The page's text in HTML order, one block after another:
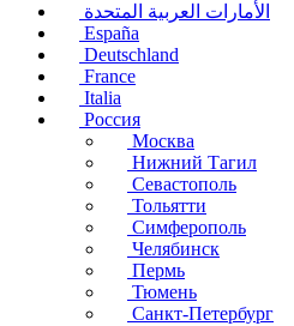
الأمارات العربية المتحدة
España
Deutschland
France
Italia
Россия
Москва
Нижний Тагил
Севастополь
Тольятти
Симферополь
Челябинск
Пермь
Тюмень
Санкт-Петербург